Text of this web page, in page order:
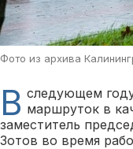
Фото из архива
В следующем
маршруток в
заместитель
Зотов во время